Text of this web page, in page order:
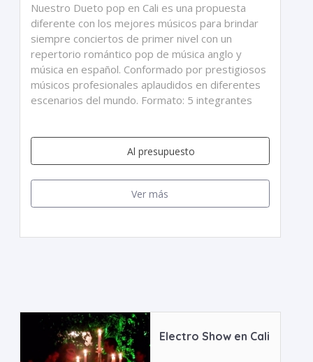
Nuestro Dueto pop en Cali es una propuesta
diferente con los mejores músicos para brindar
siempre conciertos de primer nivel con un
repertorio romántico pop de música anglo y
música en español. Conformado por prestigiosos
músicos profesionales aplaudidos en diferentes
escenarios del mundo. Formato: 5 integrantes
Al presupuesto
Ver más
Electro Show en Cali